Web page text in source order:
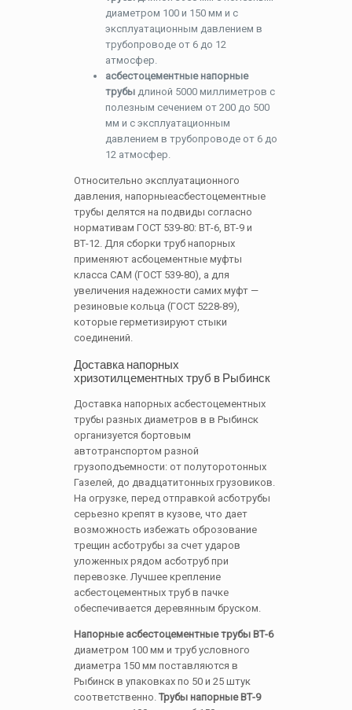
диаметром 100 и 150 мм и с
эксплуатационным давлением в
трубопроводе от 6 до 12
атмосфер.
асбестоцементные напорные
трубы длиной 5000 миллиметров с
полезным сечением от 200 до 500
мм и с эксплуатационным
давлением в трубопроводе от 6 до
12 атмосфер.
Относительно эксплуатационного
давления, напорныеасбестоцементные
трубы делятся на подвиды согласно
нормативам ГОСТ 539-80: ВТ-6, ВТ-9 и
ВТ-12. Для сборки труб напорных
применяют асбоцементные муфты
класса САМ (ГОСТ 539-80), а для
увеличения надежности самих муфт —
резиновые кольца (ГОСТ 5228-89),
которые герметизируют стыки
соединений.
Доставка напорных
хризотилцементных труб в Рыбинск
Доставка напорных асбестоцементных
трубы разных диаметров в в Рыбинск
организуется бортовым
автотранспортом разной
грузоподъемности: от полуторотонных
Газелей, до двадцатитонных грузовиков.
На огрузке, перед отправкой асботрубы
серьезно крепят в кузове, что дает
возможность избежать оброзование
трещин асботрубы за счет ударов
уложенных рядом асботруб при
перевозке. Лучшее крепление
асбестоцементных труб в пачке
обеспечивается деревянным бруском.
Напорные асбестоцементные трубы ВТ-6
диаметром 100 мм и труб условного
диаметра 150 мм поставляются в
Рыбинск в упаковках по 50 и 25 штук
соответственно.Трубы напорные ВТ-9